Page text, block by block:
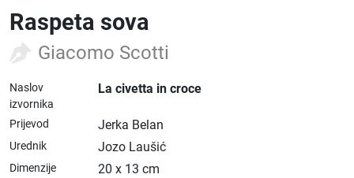
Raspeta sova
Giacomo Scotti
Naslov
izvornika
La civetta in croce
Prijevod Jerka Belan
Urednik Jozo Laušić
Dimenzije 20 x 13 cm